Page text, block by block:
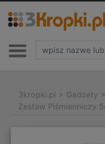
3kropki.pl > Gadżety >
Zestaw Piśmienniczy